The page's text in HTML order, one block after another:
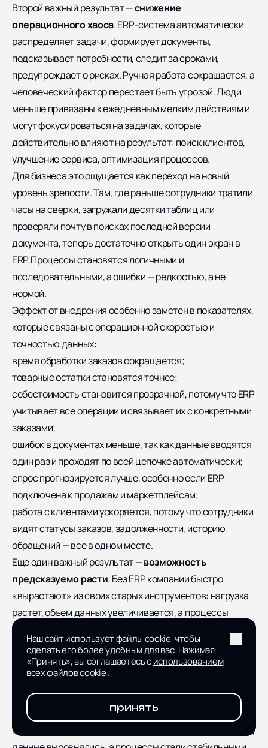
Второй важный результат —снижение
операционного хаоса. ERP-система автоматически
распределяет задачи, формирует документы,
подсказывает потребности, следит за сроками,
предупреждает о рисках. Ручная работа сокращается, а
человеческий фактор перестает быть угрозой. Люди
меньше привязаны к ежедневным мелким действиям и
могут фокусироваться на задачах, которые
действительно влияют на результат: поиск клиентов,
улучшение сервиса, оптимизация процессов.
Для бизнеса это ощущается как переход на новый
уровень зрелости. Там, где раньше сотрудники тратили
часы на сверки, загружали десятки таблиц или
проверяли почту в поисках последней версии
документа, теперь достаточно открыть один экран в
ERP. Процессы становятся логичными и
последовательными, а ошибки — редкостью, а не
нормой.
Эффект от внедрения особенно заметен в показателях,
которые связаны с операционной скоростью и
точностью данных:
время обработки заказов сокращается;
товарные остатки становятся точнее;
себестоимость становится прозрачной, потому что ERP
учитывает все операции и связывает их с конкретными
заказами;
ошибок в документах меньше, так как данные вводятся
один раз и проходят по всей цепочке автоматически;
спрос прогнозируется лучше, особенно если ERP
подключена к продажам и маркетплейсам;
работа с клиентами ускоряется, потому что сотрудники
видят статусы заказов, задолженности, историю
обращений — все в одном месте.
Еще один важный результат —возможность
предсказуемо расти. Без ERP компании быстро
«вырастают» из своих старых инструментов: нагрузка
растет, объем данных увеличивается, а процессы
начинают ломаться под собственным весом. ERP-
система становится несущей конструкцией, которая
выдерживает масштабирование: больше заказов,
больше клиентов, больше товаров, больше
сотрудников.
Оценивать эффект внедрения обычно начинают через
несколько месяцев, когда сотрудники адаптировались,
Наш сайт использует файлы cookie, чтобы
сделать его более удобным для вас. Нажимая
«Принять», вы соглашаетесь сиспользованием
всех файлов cookie.
принять